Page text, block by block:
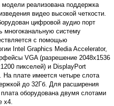
реализована поддержка
я видео высокой четкости.
цифровой аудио порт
многоканальную систему
с помощью
Intel Graphics Media Accelerator,
VGA (разрешение 2048х1536
пикселей) и DisplayPort
На плате имеется четыре слота
до 32Гб. Для расширения
оборудована двумя слотами
x4.